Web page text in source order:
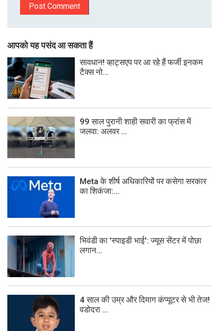
आपको यह पसंद आ सकता हैं
सावधान! व्हाट्सएप पर आ रहे हैं फर्जी इनकम
टैक्स नो...
99 साल पुरानी शाही सवारी का फ्रांस में
जलवा: अलवर ...
Meta के शीर्ष अधिकारियों पर कसेगा सरकार
का शिकंजा:...
भिवंडी का 'स्पाइडी भाई': ज्यूस सेंटर में पोछा
लगान...
4 साल की उम्र और दिमाग कंप्यूटर से भी तेज!
वडोदरा ...